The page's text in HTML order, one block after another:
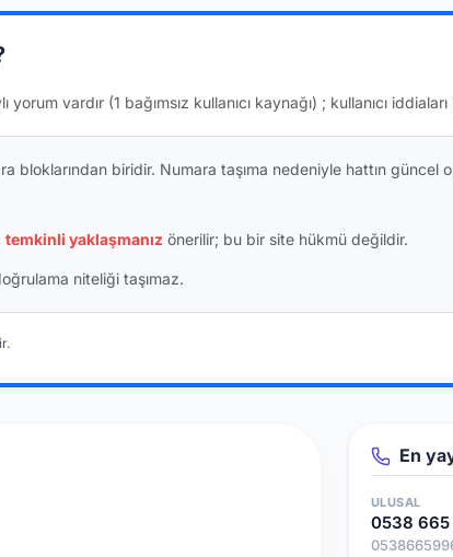
yorum vardır (1 bağımsız kullanıcı kaynağı) ; kullanıcı
bloklarından biridir. Numara taşıma nedeniyle hattın güncel
temkinli yaklaşmanız önerilir; bu bir site hükmü değildir.
niteliği taşımaz.
En
ULUSAL
0538 665